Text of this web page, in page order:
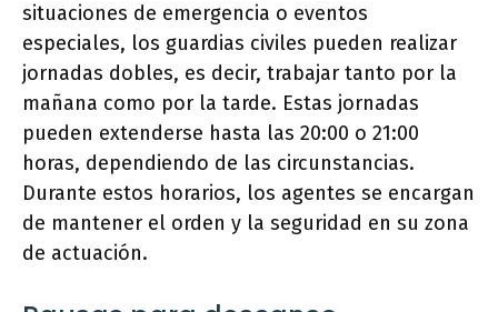
situaciones de emergencia o eventos
especiales, los guardias civiles pueden realizar
jornadas dobles, es decir, trabajar tanto por la
mañana como por la tarde. Estas jornadas
pueden extenderse hasta las 20:00 o 21:00
horas, dependiendo de las circunstancias.
Durante estos horarios, los agentes se encargan
de mantener el orden y la seguridad en su zona
de actuación.